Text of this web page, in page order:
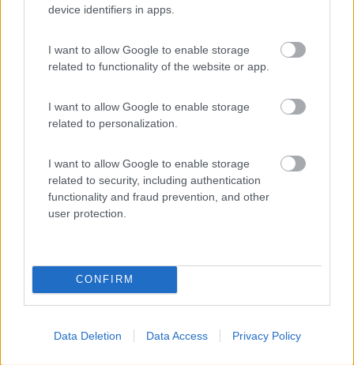
device identifiers in apps.
I want to allow Google to enable storage
related to functionality of the website or app.
I want to allow Google to enable storage
related to personalization.
I want to allow Google to enable storage
related to security, including authentication
functionality and fraud prevention, and other
user protection.
CONFIRM
Data Deletion Data Access Privacy Policy
Area di sosta (AA)
9,4 5
Servizi / Posizione
Nel cuore della riviera del Brenta, area attrezzata press...
Oriago di Mira (VE) - 36km